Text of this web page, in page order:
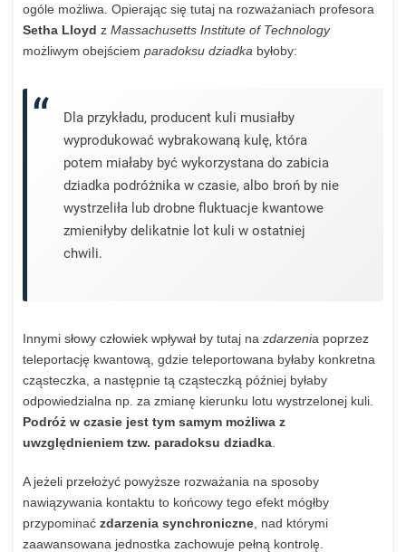
ogóle możliwa. Opierając się tutaj na rozważaniach profesora
Setha Lloyd z Massachusetts Institute of Technology
możliwym obejściem paradoksu dziadka byłoby:
Dla przykładu, producent kuli musiałby
wyprodukować wybrakowaną kulę, która
potem miałaby być wykorzystana do zabicia
dziadka podróżnika w czasie, albo broń by nie
wystrzeliła lub drobne fluktuacje kwantowe
zmieniłyby delikatnie lot kuli w ostatniej
chwili.
Innymi słowy człowiek wpływał by tutaj na zdarzenia poprzez
teleportację kwantową, gdzie teleportowana byłaby konkretna
cząsteczka, a następnie tą cząsteczką później byłaby
odpowiedzialna np. za zmianę kierunku lotu wystrzelonej kuli.
Podróż w czasie jest tym samym możliwa z
uwzględnieniem tzw. paradoksu dziadka
A jeżeli przełożyć powyższe rozważania na sposoby
nawiązywania kontaktu to końcowy tego efekt mógłby
przypominać zdarzenia synchroniczne , nad którymi
zaawansowana jednostka zachowuje pełną kontrolę.